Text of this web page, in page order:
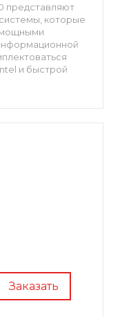
представляют
которые
и быстрой
Заказать